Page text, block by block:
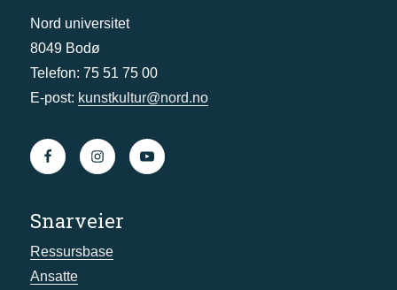
Nord universitet
8049 Bodø
Telefon: 75 51 75 00
E-post: kunstkultur@nord.no
Snarveier
Ressursbase
Ansatte